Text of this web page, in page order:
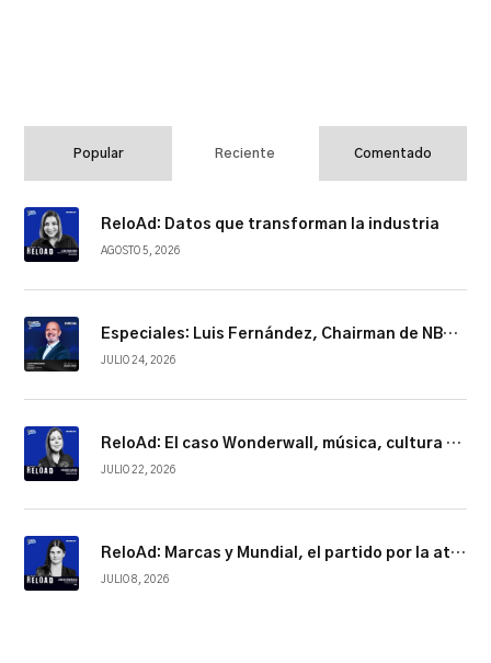
Popular Reciente Comentado
ReloAd: Datos que transforman la industria
AGOSTO 5, 2026
Especiales: Luis Fernández, Chairman de NBCUniversal Telemundo Enterprises
JULIO 24, 2026
ReloAd: El caso Wonderwall, música, cultura y conexión
JULIO 22, 2026
ReloAd: Marcas y Mundial, el partido por la atención
JULIO 8, 2026